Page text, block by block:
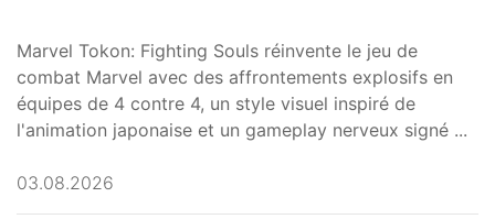
Marvel Tokon: Fighting Souls réinvente le jeu de
combat Marvel avec des affrontements explosifs en
équipes de 4 contre 4, un style visuel inspiré de
l'animation japonaise et un gameplay nerveux signé ...
03.08.2026